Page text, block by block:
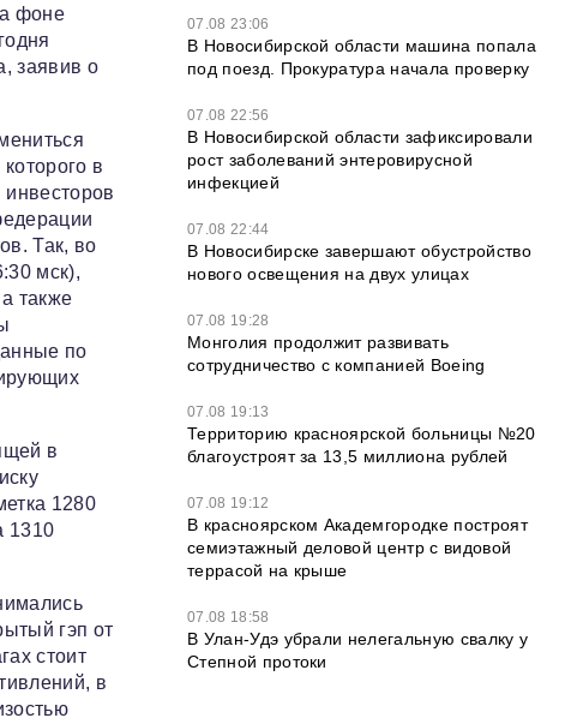
фоне
заявив о
в
Так, во
мск),
также
по
в
1280
1310
гэп от
стоит
в
07.08 23:06
В Новосибирской области машина попала
под поезд. Прокуратура начала проверку
07.08 22:56
В Новосибирской области зафиксировали
рост заболеваний энтеровирусной
инфекцией
07.08 22:44
В Новосибирске завершают обустройство
нового освещения на двух улицах
07.08 19:28
Монголия продолжит развивать
сотрудничество с компанией Boeing
07.08 19:13
Территорию красноярской больницы №20
благоустроят за 13,5 миллиона рублей
07.08 19:12
В красноярском Академгородке построят
семиэтажный деловой центр с видовой
террасой на крыше
07.08 18:58
В Улан-Удэ убрали нелегальную свалку у
Степной протоки